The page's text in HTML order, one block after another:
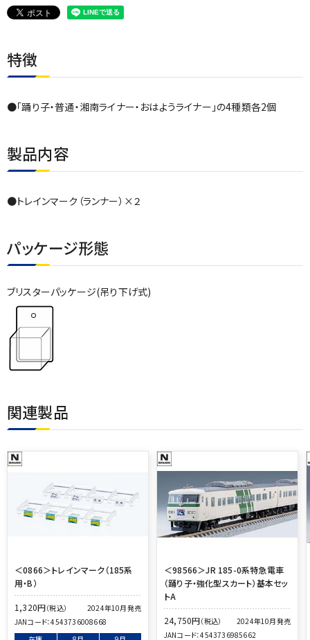
特徴
●「踊り子・普通・湘南ライナー・おはようライナー」の4種類各2個
製品内容
●トレインマーク（ランナー）×２
パッケージ形態
ブリスターパッケージ(吊り下げ式)
関連製品
＜0866＞トレインマーク（185系
用・B）
1,320円（税込）
2024年10月発売
JANコード：4543736008668
＜98566＞JR 185-0系特急電車
（踊り子・強化型スカート）基本セッ
トA
24,750円（税込）
2024年10月発売
JANコード：4543736985662